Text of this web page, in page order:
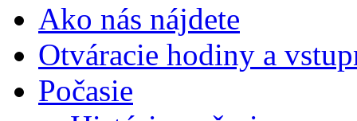
Ako nás nájdete
Otváracie hodiny a
Počasie